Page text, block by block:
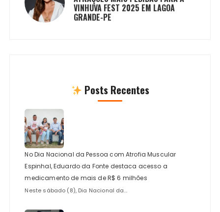
VINHUVA FEST 2025 EM LAGOA
GRANDE-PE
Posts Recentes
No Dia Nacional da Pessoa com Atrofia Muscular
Espinhal, Eduardo da Fonte destaca acesso a
medicamento de mais de R$ 6 milhões
Neste sábado (8), Dia Nacional da...